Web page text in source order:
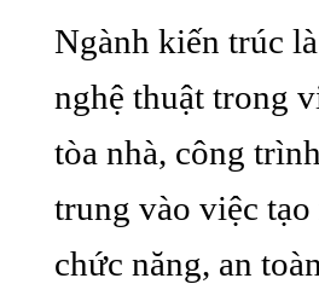
Ngành kiến trúc
nghệ thuật trong
tòa nhà, công
trung vào việc
chức năng, an